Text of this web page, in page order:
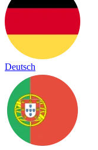
Deutsch